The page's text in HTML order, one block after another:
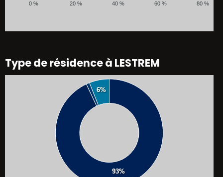
80 %
60 %
40 %
20 %
0 %
Type de résidence à LESTREM
93%
6%